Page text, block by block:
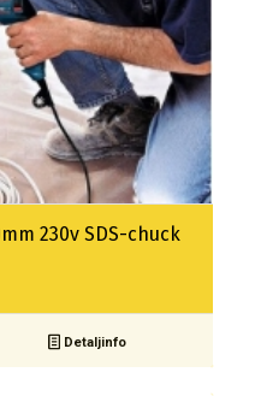
230v SDS-chuck
Detaljinfo